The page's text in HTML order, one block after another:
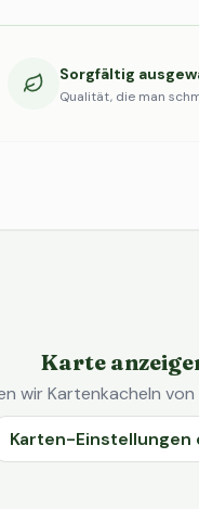
Sorgfältig
Qualität, die man
Karte
wir Kartenkacheln
Karten-Einstellungen